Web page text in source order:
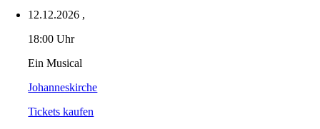
12.12.2026 ,
18:00 Uhr
Ein Musical
Johanneskirche
Tickets kaufen